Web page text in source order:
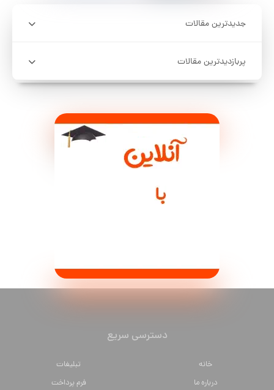
جدیدترین مقالات
پربازدیدترین مقالات
دسترسی سریع
خانه
تبلیغات
درباره ما
فرم پرداخت